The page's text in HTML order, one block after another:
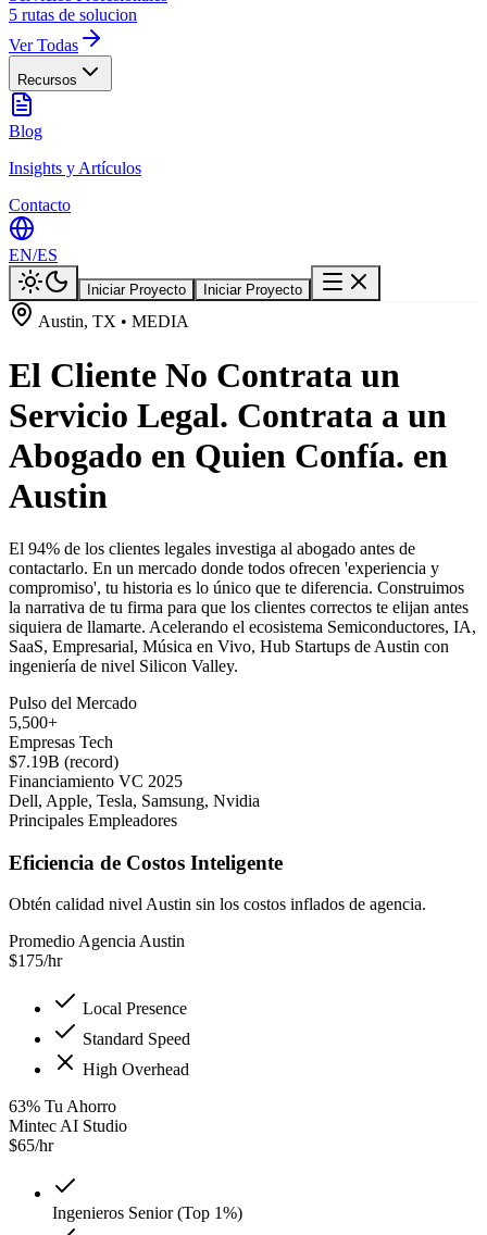
5 rutas de solucion
Ver Todas
Recursos
Blog
Insights y Artículos
Contacto
EN/ES
Iniciar Proyecto Iniciar Proyecto
Austin, TX • MEDIA
El Cliente No Contrata un
Servicio Legal. Contrata a un
Abogado en Quien Confía. en
Austin
El 94% de los clientes legales investiga al abogado antes de
contactarlo. En un mercado donde todos ofrecen 'experiencia y
compromiso', tu historia es lo único que te diferencia. Construimos
la narrativa de tu firma para que los clientes correctos te elijan antes
siquiera de llamarte. Acelerando el ecosistema Semiconductores, IA,
SaaS, Empresarial, Música en Vivo, Hub Startups de Austin con
ingeniería de nivel Silicon Valley.
Pulso del Mercado
5,500+
Empresas Tech
$7.19B (record)
Financiamiento VC 2025
Dell, Apple, Tesla, Samsung, Nvidia
Principales Empleadores
Eficiencia de Costos Inteligente
Obtén calidad nivel Austin sin los costos inflados de agencia.
Promedio Agencia Austin
$175/hr
Local Presence
Standard Speed
High Overhead
63% Tu Ahorro
Mintec AI Studio
$65/hr
Ingenieros Senior (Top 1%)